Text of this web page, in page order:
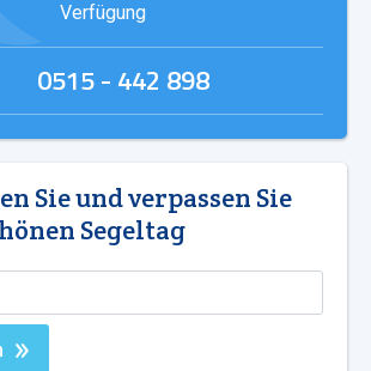
Verfügung
0515 - 442 898
Sie und verpassen Sie
Segeltag